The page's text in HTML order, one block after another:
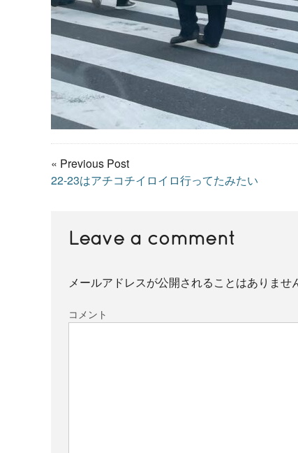
« Previous Post
22-23はアチコチイロイロ行ってたみたい
Leave a comment
メールアドレスが公開されることはありませ
コメント